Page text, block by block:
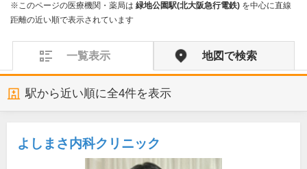
※このページの医療機関・薬局は 緑地公園駅(北大阪急行電鉄) を中心に直線
距離の近い順で表示されています
一覧表示 地図で検索
駅から近い順に全4件を表示
よしまさ内科クリニック